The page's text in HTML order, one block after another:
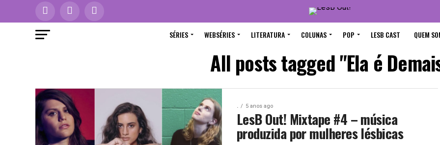
SÉRIES WEBSÉRIES LITERATURA COLUNAS POP LESB CAST QUEM
All posts tagged "Ela é
. 5 anos ago
LesB Out! Mixtape #4 – música
produzida por mulheres lésbicas